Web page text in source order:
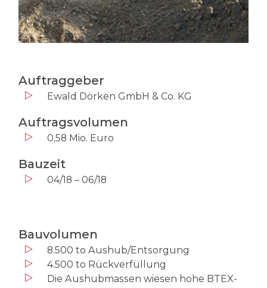
Auftraggeber
Ewald Dörken GmbH & Co. KG
Auftragsvolumen
0,58 Mio. Euro
Bauzeit
04/18 – 06/18
Bauvolumen
8.500 to Aushub/Entsorgung
4.500 to Rückverfüllung
Die Aushubmassen wiesen hohe BTEX-